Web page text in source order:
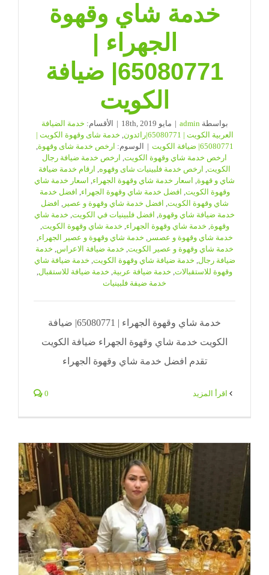
خدمة شاي وقهوة
الجهراء |
65080771| ضيافة
الكويت
بواسطةadmin
| مايو 18th, 2019 | الأقسام: خدمة الضيافة
العربية الكويت | 65080771|رائدون
, خدمة شاى وقهوة الكويت |
65080771| ضيافة الكويت
| الوسوم: ارخص خدمة شاى وقهوة,
ارخص خدمة شاي وقهوة الكويت, ارخص خدمة ضيافة رجال
الكويت, ارخص خدمة فلبينيات شاى وقهوه, ارقام خدمة ضيافة
شاي و قهوة, اسعار خدمة شاي وقهوة الجهراء, اسعار خدمة شاي
وقهوة الكويت, افضل خدمة شاي وقهوة الجهراء, افضل خدمة
شاي وقهوة الكويت, افضل خدمة شاي وقهوة و عصير, افضل
خدمة ضيافة شاي وقهوة, افضل فلبينيات في الكويت, خدمة شاي
وقهوة, خدمة شاي وقهوة الجهراء, خدمة شاي وقهوة الكويت,
خدمة شاي وقهوة و عصسر, خدمة شاي وقهوة و عصير الجهراء,
خدمة شاي وقهوة و عصير الكويت, خدمة ضيافة الاعراس, خدمة
ضيافة رجال, خدمة ضيافة شاي وقهوة الكويت, خدمة ضيافة شاي
وقهوة للاستقبالات, خدمة ضيافة عربية, خدمة ضيافة للاستقبال,
خدمة ضيفة فلبينيات
خدمة شاي وقهوة الجهراء | 65080771| ضيافة
الكويت خدمة شاي وقهوة الجهراء ضيافة الكويت
تقدم افضل خدمة شاي وقهوة الجهراء
0